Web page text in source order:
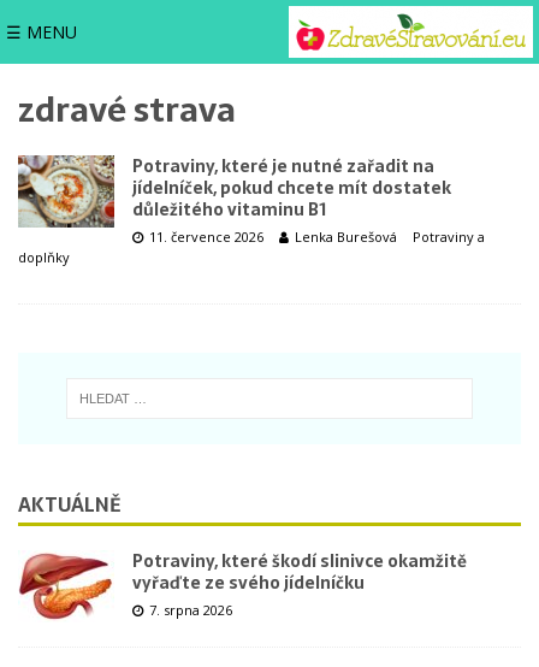
☰ MENU
zdravé strava
Potraviny, které je nutné zařadit na
jídelníček, pokud chcete mít dostatek
důležitého vitaminu B1
11. července 2026 Lenka Burešová
Potraviny a
doplňky
AKTUÁLNĚ
Potraviny, které škodí slinivce okamžitě
vyřaďte ze svého jídelníčku
7. srpna 2026